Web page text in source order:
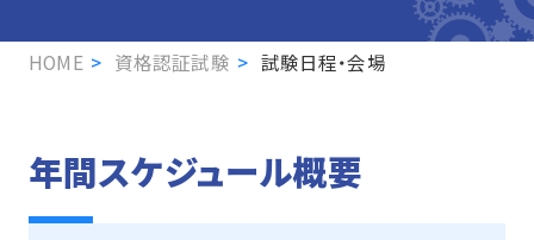
企業情報
FAQ
資格取得された方へ
HOME 資格認証試験 試験日程・会場
年間スケジュール概要